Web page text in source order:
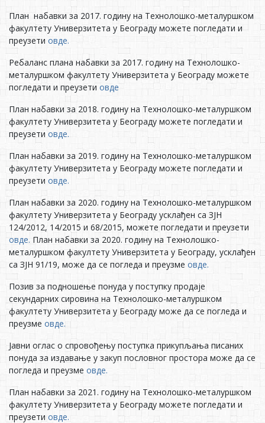
План набавки за 2017. годину на Технолошко-металуршком
факултету Универзитета у Београду можете погледати и
преузети овде.
Ребаланс плана набавки за 2017. годину на Технолошко-
металуршком факултету Универзитета у Београду можете
погледати и преузети овде
План набавки за 2018. годину на Технолошко-металуршком
факултету Универзитета у Београду можете погледати и
преузети овде.
План набавки за 2019. годину на Технолошко-металуршком
факултету Универзитета у Београду можете погледати и
преузети овде.
План набавки за 2020. годину на Технолошко-металуршком
факултету Универзитета у Београду усклађен са ЗЈН
124/2012, 14/2015 и 68/2015, можете погледати и преузети
овде. План набавки за 2020. годину на Технолошко-
металуршком факултету Универзитета у Београду, усклађен
са ЗЈН 91/19, може да се погледа и преузме овде.
Позив за подношење понуда у поступку продаје
секундарних сировина на Технолошко-металуршком
факултету Универзитета у Београду може да се погледа и
преузме овде.
Jaвни оглас о спровођењу поступка прикупљања писаних
понуда за издавање у закуп пословног простора може да се
погледа и преузме овде.
План набавки за 2021. годину на Технолошко-металуршком
факултету Универзитета у Београду можете погледати и
преузети овде.